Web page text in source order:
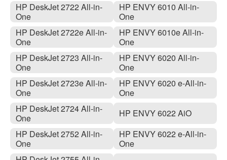
HP DeskJet 2722 All-in-
One
HP DeskJet 2722e All-in-
One
HP DeskJet 2723 All-in-
One
HP DeskJet 2723e All-in-
One
HP DeskJet 2724 All-in-
One
HP DeskJet 2752 All-in-
One
HP ENVY 6010 All-in-
One
HP ENVY 6010e All-in-
One
HP ENVY 6020 All-in-
One
HP ENVY 6020 e-All-in-
One
HP ENVY 6022 AiO
HP ENVY 6022 e-All-in-
One